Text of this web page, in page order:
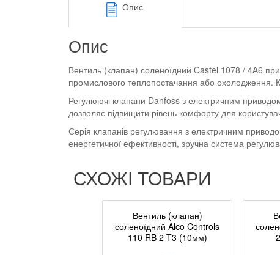
Опис
Опис
Вентиль (клапан) соленоїдний Castel 1078 / 4A6
промислового теплопостачання або охолодження.
Регулюючі клапани Danfoss з електричним
дозволяє підвищити рівень комфорту для
Серія клапанів регулювання з електричним
енергетичної ефективності, зручна система
СХОЖІ ТОВАРИ
Вентиль (клапан)
соленоїдний Alco Controls
110 RB 2 T3 (10мм)